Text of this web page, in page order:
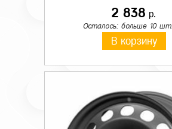
2 838 р.
Осталось: больше 10 шт.
В корзину